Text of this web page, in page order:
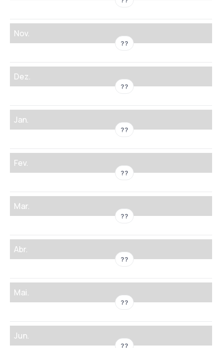
Nov.
??
Dez.
??
Jan.
??
Fev.
??
Mar.
??
Abr.
??
Mai.
??
Jun.
??